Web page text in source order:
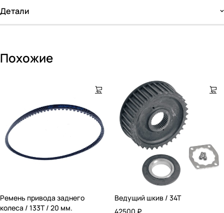
Детали
Похожие
Ремень привода заднего
колеса / 133T / 20 мм.
Ведущий шкив / 34T